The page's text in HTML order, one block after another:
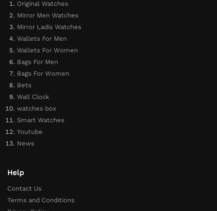
Original Watches
Mirror Men Watches
Mirror Ladis Watches
Wallets For Men
Wallets For Women
Bags For Men
Bags For Women
Bets
Wall Clock
watches box
Smart Watches
Youtube
News
Help
Contact Us
Terms and Conditions